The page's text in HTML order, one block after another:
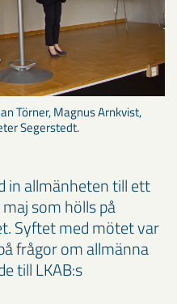
Törner, Magnus Arnkvist,
Segerstedt.
in allmänheten till ett
som hölls på
Syftet med mötet var
frågor om allmänna
till LKAB:s